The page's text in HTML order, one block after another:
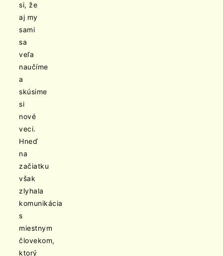
si, že
aj my
sami
sa
veľa
naučíme
a
skúsime
si
nové
veci.
Hneď
na
začiatku
však
zlyhala
komunikácia
s
miestnym
človekom,
ktorý